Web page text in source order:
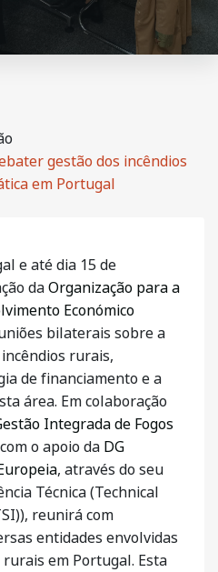
gestão dos incêndios
em Portugal
e até dia 15 de
daOrganização para a
Económico
bilaterais sobre a
rurais,
de financiamento e a
área. Em colaboração
Integrada de Fogos
o apoio da DG
, através do seu
Técnica (Technical
reunirá com
entidades envolvidas
em Portugal. Esta